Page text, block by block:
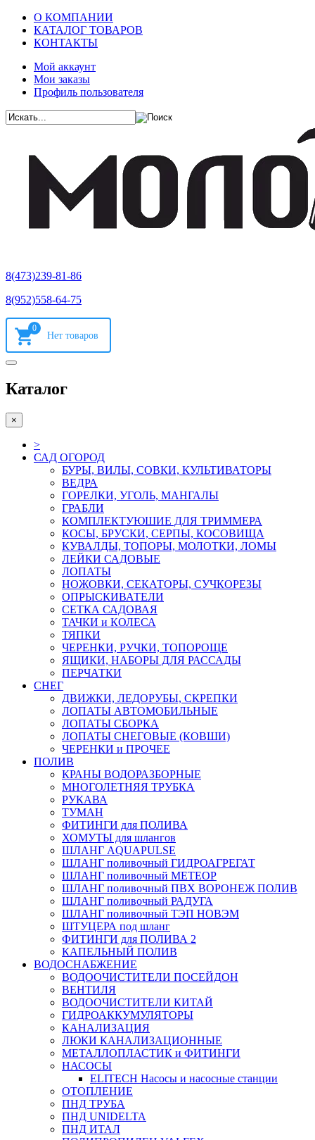
О КОМПАНИИ
КАТАЛОГ ТОВАРОВ
КОНТАКТЫ
Мой аккаунт
Мои заказы
Профиль пользователя
8(473)239-81-86
8(952)558-64-75
0
Каталог
×
>
САД ОГОРОД
БУРЫ, ВИЛЫ, СОВКИ, КУЛЬТИВАТОРЫ
ВЕДРА
ГОРЕЛКИ, УГОЛЬ, МАНГАЛЫ
ГРАБЛИ
КОМПЛЕКТУЮШИЕ ДЛЯ ТРИММЕРА
КОСЫ, БРУСКИ, СЕРПЫ, КОСОВИЩА
КУВАЛДЫ, ТОПОРЫ, МОЛОТКИ, ЛОМЫ
ЛЕЙКИ САДОВЫЕ
ЛОПАТЫ
НОЖОВКИ, СЕКАТОРЫ, СУЧКОРЕЗЫ
ОПРЫСКИВАТЕЛИ
СЕТКА САДОВАЯ
ТАЧКИ и КОЛЕСА
ТЯПКИ
ЧЕРЕНКИ, РУЧКИ, ТОПОРОЩЕ
ЯЩИКИ, НАБОРЫ ДЛЯ РАССАДЫ
ПЕРЧАТКИ
СНЕГ
ДВИЖКИ, ЛЕДОРУБЫ, СКРЕПКИ
ЛОПАТЫ АВТОМОБИЛЬНЫЕ
ЛОПАТЫ СБОРКА
ЛОПАТЫ СНЕГОВЫЕ (КОВШИ)
ЧЕРЕНКИ и ПРОЧЕЕ
ПОЛИВ
КРАНЫ ВОДОРАЗБОРНЫЕ
МНОГОЛЕТНЯЯ ТРУБКА
РУКАВА
ТУМАН
ФИТИНГИ для ПОЛИВА
ХОМУТЫ для шлангов
ШЛАНГ AQUAPULSE
ШЛАНГ поливочный ГИДРОАГРЕГАТ
ШЛАНГ поливочный МЕТЕОР
ШЛАНГ поливочный ПВХ ВОРОНЕЖ ПОЛИВ
ШЛАНГ поливочный РАДУГА
ШЛАНГ поливочный ТЭП НОВЭМ
ШТУЦЕРА под шланг
ФИТИНГИ для ПОЛИВА 2
КАПЕЛЬНЫЙ ПОЛИВ
ВОДОСНАБЖЕНИЕ
ВОДООЧИСТИТЕЛИ ПОСЕЙДОН
ВЕНТИЛЯ
ВОДООЧИСТИТЕЛИ КИТАЙ
ГИДРОАККУМУЛЯТОРЫ
КАНАЛИЗАЦИЯ
ЛЮКИ КАНАЛИЗАЦИОННЫЕ
МЕТАЛЛОПЛАСТИК и ФИТИНГИ
НАСОСЫ
ELITECH Насосы и насосные станции
ОТОПЛЕНИЕ
ПНД ТРУБА
ПНД UNIDELTA
ПНД ИТАЛ